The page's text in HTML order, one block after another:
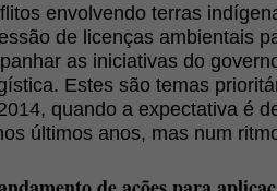
envolvendo terras
de licenças ambientais
as iniciativas do
Estes são temas
quando a expectativa é
últimos anos, mas num